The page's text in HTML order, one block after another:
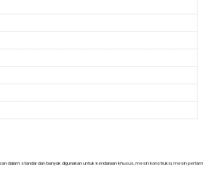
dalam standar dan banyak digunakan untuk kendaraan khusus, mesin konstruksi, mesin